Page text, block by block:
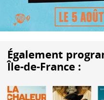
Également
Île-de-France :